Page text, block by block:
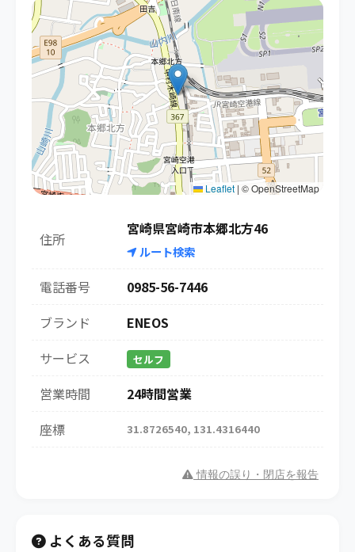
Leaflet | © OpenStreetMap
住所
宮崎県宮崎市本郷北方46
ルート検索
電話番号
0985-56-7446
ブランド
ENEOS
サービス
セルフ
営業時間
24時間営業
座標
31.8726540, 131.4316440
情報の誤り・閉店を報告
よくある質問